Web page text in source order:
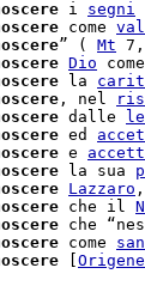
i segni
come
” ( Mt
Dio
la
, nel
dalle
ed
e
la sua
Lazzaro
che il
che
come
Origene